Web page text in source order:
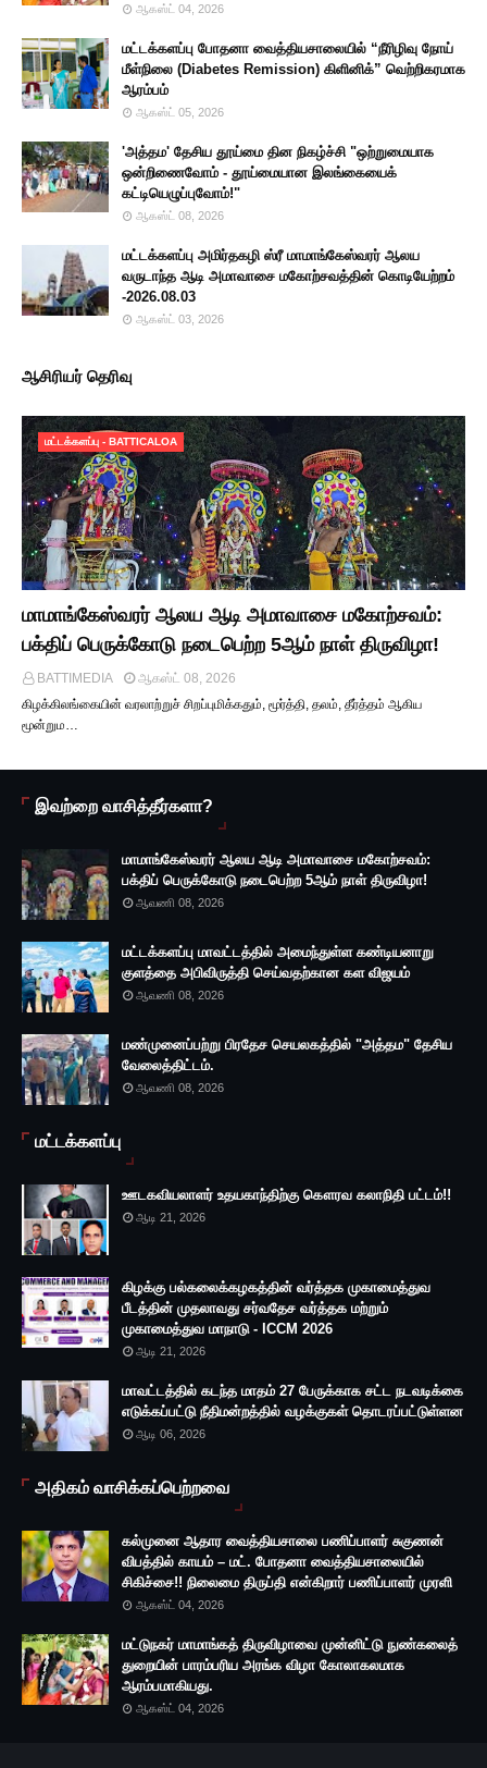
ஆகஸ்ட் 04, 2026
மட்டக்களப்பு போதனா வைத்தியசாலையில் “நீரிழிவு நோய்
மீள்நிலை (Diabetes Remission) கிளினிக்” வெற்றிகரமாக
ஆரம்பம்
ஆகஸ்ட் 05, 2026
'அத்தம' தேசிய தூய்மை தின நிகழ்ச்சி "ஒற்றுமையாக
ஒன்றிணைவோம் - தூய்மையான இலங்கையைக்
கட்டியெழுப்புவோம்!"
ஆகஸ்ட் 08, 2026
மட்டக்களப்பு அமிர்தகழி ஸ்ரீ மாமாங்கேஸ்வரர் ஆலய
வருடாந்த ஆடி அமாவாசை மகோற்சவத்தின் கொடியேற்றம்
-2026.08.03
ஆகஸ்ட் 03, 2026
ஆசிரியர் தெரிவு
மட்டக்களப்பு - BATTICALOA
மாமாங்கேஸ்வரர் ஆலய ஆடி அமாவாசை மகோற்சவம்:
பக்திப் பெருக்கோடு நடைபெற்ற 5ஆம் நாள் திருவிழா!
BATTIMEDIA
ஆகஸ்ட் 08, 2026
​கிழக்கிலங்கையின் வரலாற்றுச் சிறப்புமிக்கதும், மூர்த்தி, தலம், தீர்த்தம் ஆகிய
மூன்றும…
இவற்றை வாசித்தீர்களா?
மாமாங்கேஸ்வரர் ஆலய ஆடி அமாவாசை மகோற்சவம்:
பக்திப் பெருக்கோடு நடைபெற்ற 5ஆம் நாள் திருவிழா!
ஆவணி 08, 2026
மட்டக்களப்பு மாவட்டத்தில் அமைந்துள்ள கண்டியனாறு
குளத்தை அபிவிருத்தி செய்வதற்கான கள விஜயம்
ஆவணி 08, 2026
மண்முனைப்பற்று பிரதேச செயலகத்தில் "அத்தம" தேசிய
வேலைத்திட்டம்.
ஆவணி 08, 2026
மட்டக்களப்பு
ஊடகவியலாளர் உதயகாந்திற்கு கௌரவ கலாநிதி பட்டம்!!
ஆடி 21, 2026
கிழக்கு பல்கலைக்கழகத்தின் வர்த்தக முகாமைத்துவ
பீடத்தின் முதலாவது சர்வதேச வர்த்தக மற்றும்
முகாமைத்துவ மாநாடு - ICCM 2026
ஆடி 21, 2026
மாவட்டத்தில் கடந்த மாதம் 27 பேருக்காக சட்ட நடவடிக்கை
எடுக்கப்பட்டு நீதிமன்றத்தில் வழக்குகள் தொடரப்பட்டுள்ளன
ஆடி 06, 2026
அதிகம் வாசிக்கப்பெற்றவை
கல்முனை ஆதார வைத்தியசாலை பணிப்பாளர் சுகுணன்
விபத்தில் காயம் – மட். போதனா வைத்தியசாலையில்
சிகிச்சை!! நிலைமை திருப்தி என்கிறார் பணிப்பாளர் முரளி
ஆகஸ்ட் 04, 2026
மட்டுநகர் மாமாங்கத் திருவிழாவை முன்னிட்டு நுண்கலைத்
துறையின் பாரம்பரிய அரங்க விழா கோலாகலமாக
ஆரம்பமாகியது.
ஆகஸ்ட் 04, 2026